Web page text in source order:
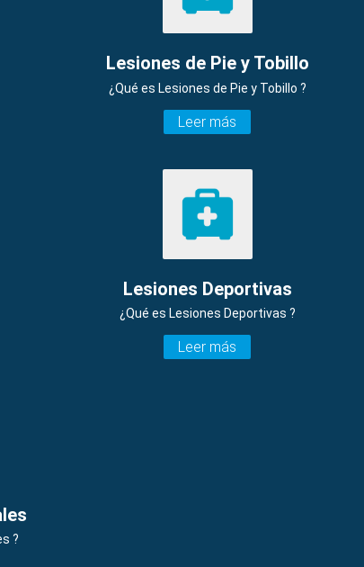
Lesiones de Pie y Tobillo
¿Qué es Lesiones de Pie y Tobillo ?
Leer más
Lesiones Deportivas
¿Qué es Lesiones Deportivas ?
Leer más
?